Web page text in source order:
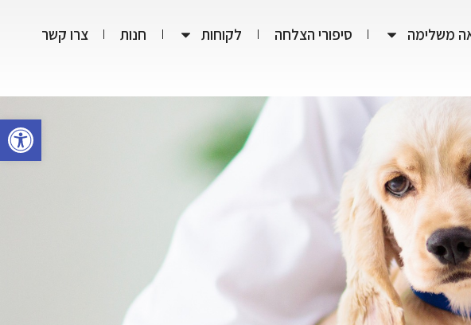
פתח
משלימה סיפורי הצלחה לקוחות חנות צרו קשר